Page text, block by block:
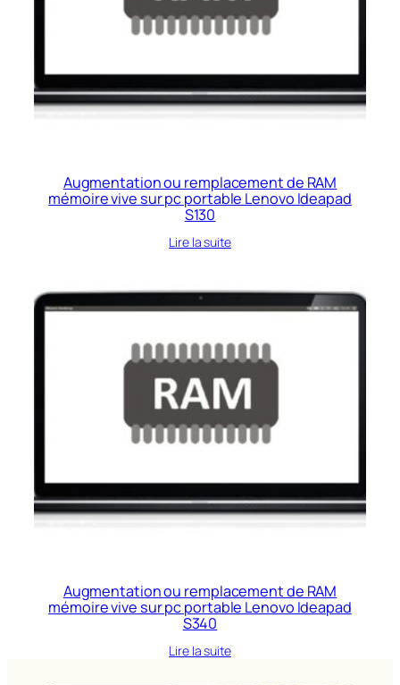
Augmentation ou remplacement de RAM
mémoire vive sur pc portable Lenovo Ideapad
S130
Lire la suite
Augmentation ou remplacement de RAM
mémoire vive sur pc portable Lenovo Ideapad
S340
Lire la suite